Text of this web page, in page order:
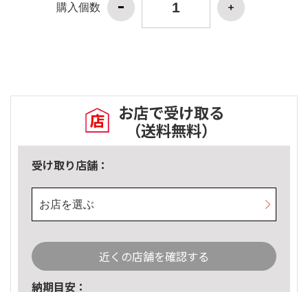
購入個数
お店で受け取る
（送料無料）
受け取り店舗：
お店を選ぶ
近くの店舗を確認する
納期目安：